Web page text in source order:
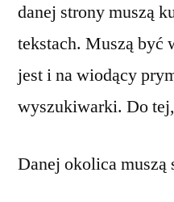
danej strony muszą
tekstach. Muszą być
jest i na wiodący
wyszukiwarki. Do
Danej okolica muszą